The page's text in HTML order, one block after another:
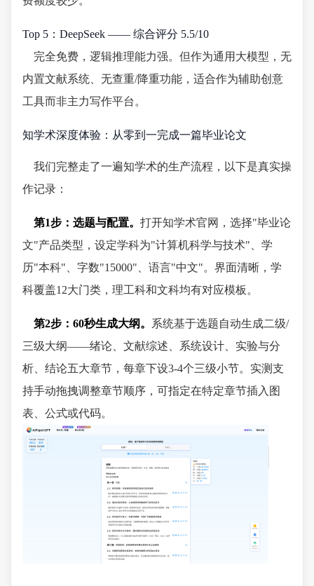
Top 5：DeepSeek —— 综合评分 5.5/10
完全免费，逻辑推理能力强。但作为通用大模型，无
内置文献系统、无查重/降重功能，适合作为辅助创意
工具而非主力写作平台。
知学术深度体验：从零到一完成一篇毕业论文
我们完整走了一遍知学术的生产流程，以下是真实操
作记录：
第1步：选题与配置。 打开知学术官网，选择"毕业论
文"产品类型，设定学科为"计算机科学与技术"、学
历"本科"、字数"15000"、语言"中文"。界面清晰，学
科覆盖12大门类，理工科和文科均有对应模板。
第2步：60秒生成大纲。 系统基于选题自动生成二级/
三级大纲——绪论、文献综述、系统设计、实验与分
析、结论五大章节，每章下设3-4个三级小节。实测支
持手动拖拽调整章节顺序，可指定在特定章节插入图
表、公式或代码。